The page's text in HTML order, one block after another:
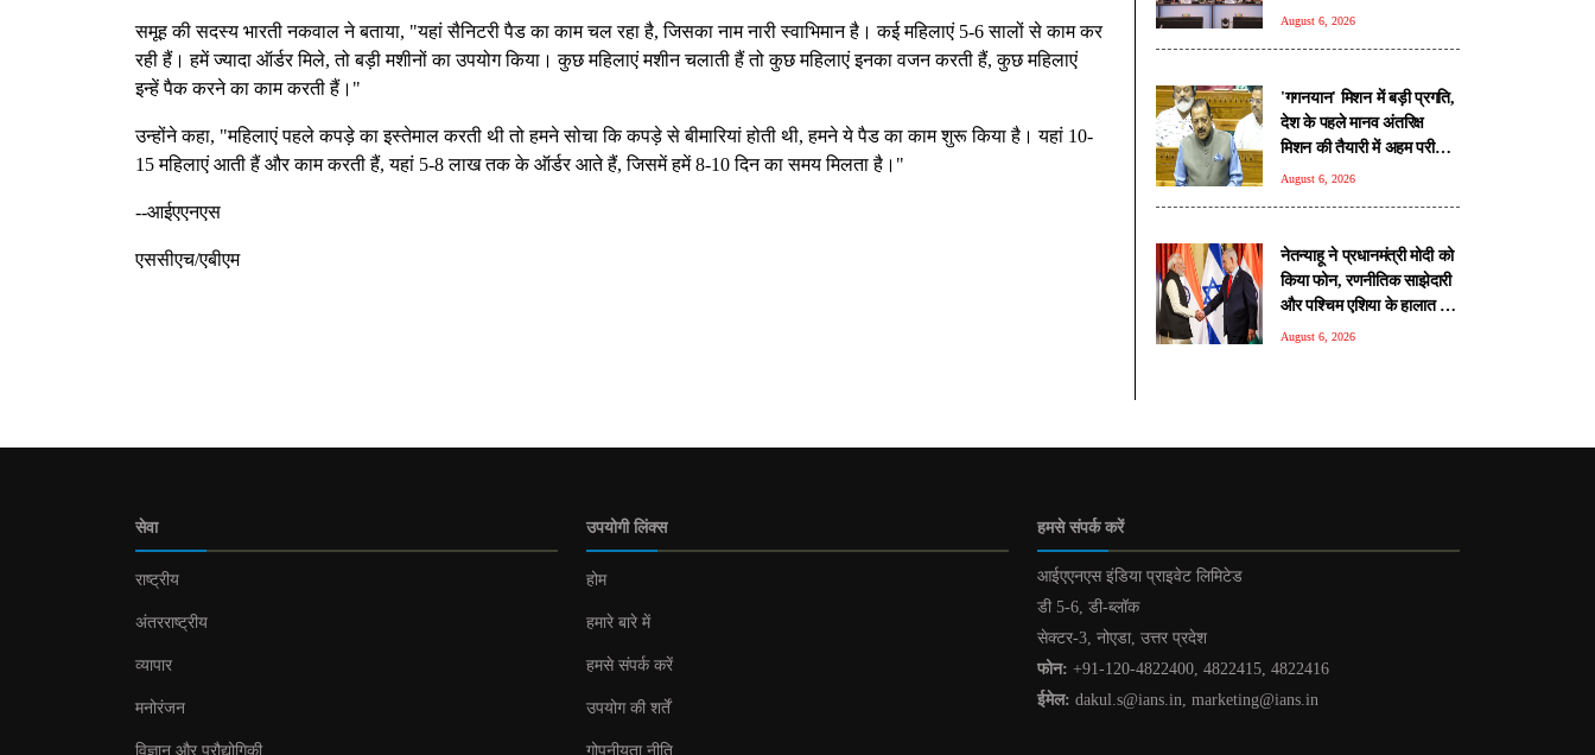
समूह की सदस्य भारती नकवाल ने बताया, "यहां सैनिटरी पैड का काम चल रहा है, जिसका नाम नारी स्वाभिमान है। कई महिलाएं 5-6 सालों से काम कर
रही हैं। हमें ज्यादा ऑर्डर मिले, तो बड़ी मशीनों का उपयोग किया। कुछ महिलाएं मशीन चलाती हैं तो कुछ महिलाएं इनका वजन करती हैं, कुछ महिलाएं
इन्हें पैक करने का काम करती हैं।"
उन्होंने कहा, "महिलाएं पहले कपड़े का इस्तेमाल करती थी तो हमने सोचा कि कपड़े से बीमारियां होती थी, हमने ये पैड का काम शुरू किया है। यहां 10-
15 महिलाएं आती हैं और काम करती हैं, यहां 5-8 लाख तक के ऑर्डर आते हैं, जिसमें हमें 8-10 दिन का समय मिलता है।"
--आईएएनएस
एससीएच/एबीएम
अवसर: पीयूष गोयल
August 6, 2026
'गगनयान' मिशन में बड़ी प्रगति,
देश के पहले मानव अंतरिक्ष
मिशन की तैयारी में अहम परीक्षण
पूरे: डॉ. जितेंद्र सिंह
August 6, 2026
नेतन्याहू ने प्रधानमंत्री मोदी को
क‍िया फोन, रणनीतिक साझेदारी
और पश्चिम एशिया के हालात पर
हुई चर्चा
August 6, 2026
सेवा
राष्ट्रीय
अंतरराष्ट्रीय
व्यापार
मनोरंजन
विज्ञान और प्रौद्योगिकी
उपयोगी लिंक्स
होम
हमारे बारे में
हमसे संपर्क करें
उपयोग की शर्तें
गोपनीयता नीति
हमसे संपर्क करें
आईएएनएस इंडिया प्राइवेट लिमिटेड
डी 5-6, डी-ब्लॉक
सेक्टर-3, नोएडा, उत्तर प्रदेश
फोन: +91-120-4822400, 4822415, 4822416
ईमेल: dakul.s@ians.in, marketing@ians.in